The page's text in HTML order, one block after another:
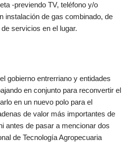
-previendo TV, teléfono y/o
instalación de gas combinado, de
servicios en el lugar.
gobierno entrerriano y entidades
en conjunto para reconvertir el
en un nuevo polo para el
de valor más importantes de
antes de pasar a mencionar dos
de Tecnología Agropecuaria